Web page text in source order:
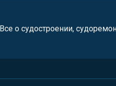
Все о судостроении,